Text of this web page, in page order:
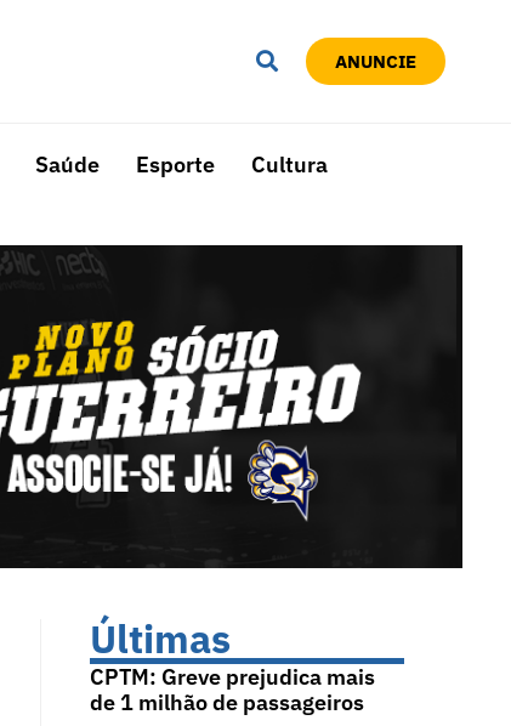
ANUNCIE
Saúde Esporte Cultura
Últimas
CPTM: Greve prejudica mais
de 1 milhão de passageiros